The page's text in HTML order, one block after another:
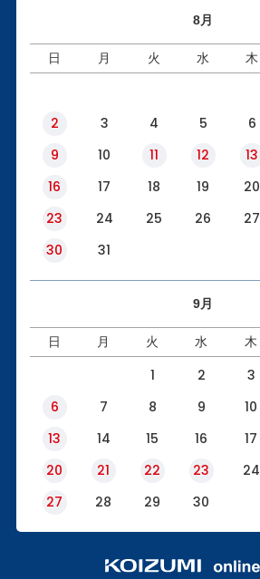
8月
日 月 火 水 木
2
3 4 5 6
9
10 11 12 13
16
17 18 19 20
23
24 25 26 27
30
31
9月
日 月 火 水 木
1 2 3
6
7 8 9 10
13
14 15 16 17
20
21 22 23 24
27
28 29 30